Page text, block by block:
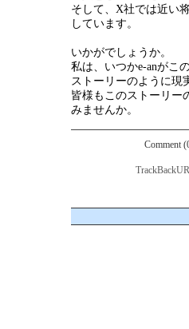
そして、X社では近い
しています。
いかがでしょうか。
私は、いつかe-anがこ
ストーリーのように現
皆様もこのストーリー
みませんか。
Comment